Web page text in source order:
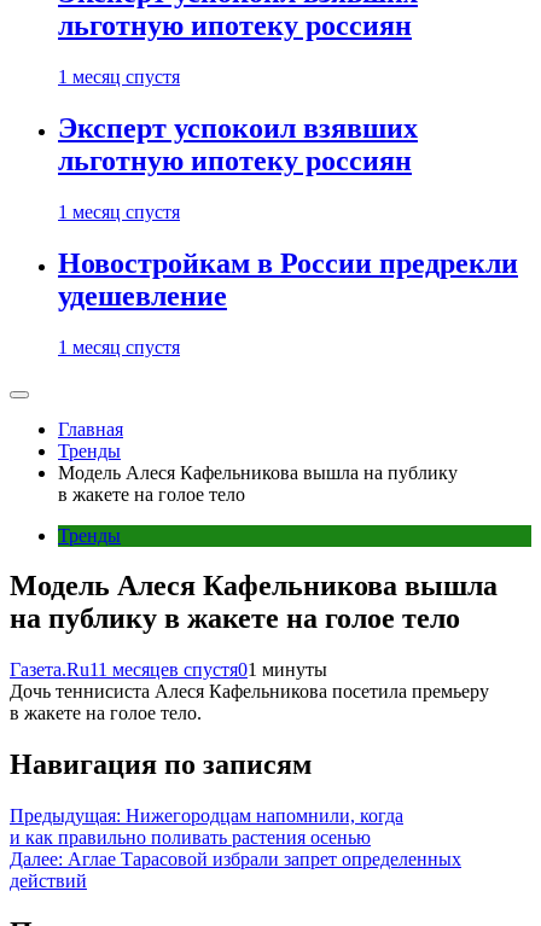
льготную ипотеку россиян
1 месяц спустя
Эксперт успокоил взявших
льготную ипотеку россиян
1 месяц спустя
Новостройкам в России предрекли
удешевление
1 месяц спустя
Главная
Тренды
Модель Алеся Кафельникова вышла на публику
в жакете на голое тело
Тренды
Модель Алеся Кафельникова вышла
на публику в жакете на голое тело
Газета.Ru11 месяцев спустя01 минуты
Дочь теннисиста Алеся Кафельникова посетила премьеру
в жакете на голое тело.
Навигация по записям
Предыдущая: Нижегородцам напомнили, когда
и как правильно поливать растения осенью
Далее: Аглае Тарасовой избрали запрет определенных
действий